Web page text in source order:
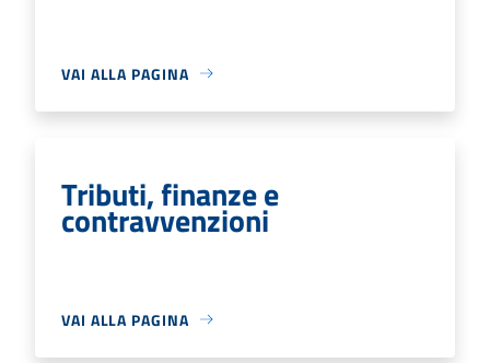
VAI ALLA PAGINA
Tributi, finanze e
contravvenzioni
VAI ALLA PAGINA